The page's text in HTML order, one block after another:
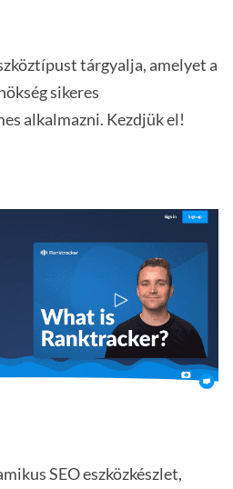
tárgyalja, amelyet a
sikeres
alkalmazni. Kezdjük el!
SEO eszközkészlet,